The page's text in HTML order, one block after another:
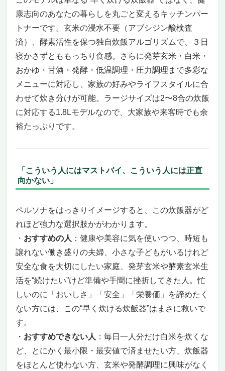
康志向のあなたの暮らしを丸ごと変えるキッチンパー
トナーです。玄米の浸水不要（アブシジン酸検査
済）、酵素活性を保つ独自炊飯アルゴリズムで、３日
寝かさずとももっちり食感。さらに発芽玄米・白米・
おかゆ・甘酒・発酵・低温調理・圧力調理まで多彩な
メニューに対応し、家族の好みやライフスタイルに合
わせて炊き分けが可能。ラージサイズは2〜8合の炊飯
に対応する1.8Lモデルなので、大家族や来客時でも余
裕たっぷりです。
「こういう人にはマストバイ、こういう人には正直
向かない」
ペルソナをはっきりイメージすると、この炊飯器がど
れほど強力な選択肢かがわかります。
・ おすすめの人 ：健康や美容に気を使いつつ、時短も
譲れない働き盛りの夫婦、小さな子どもがいるけれど
安全な食を大切にしたい家庭、発芽玄米や酵素玄米生
活を“続けたい”けど準備や手間に挫折してきた人。忙
しいのに「おいしさ」「安全」「栄養価」を諦めたく
ない方には、この“早く炊ける炊飯器”はまさに救いで
す。
・ おすすめできない人 ：毎日一人分だけ白米を炊くな
ど、とにかく最小限・最安値で済ませたい方、炊飯器
をほとんど使わない方、玄米や発酵調理に興味がなく